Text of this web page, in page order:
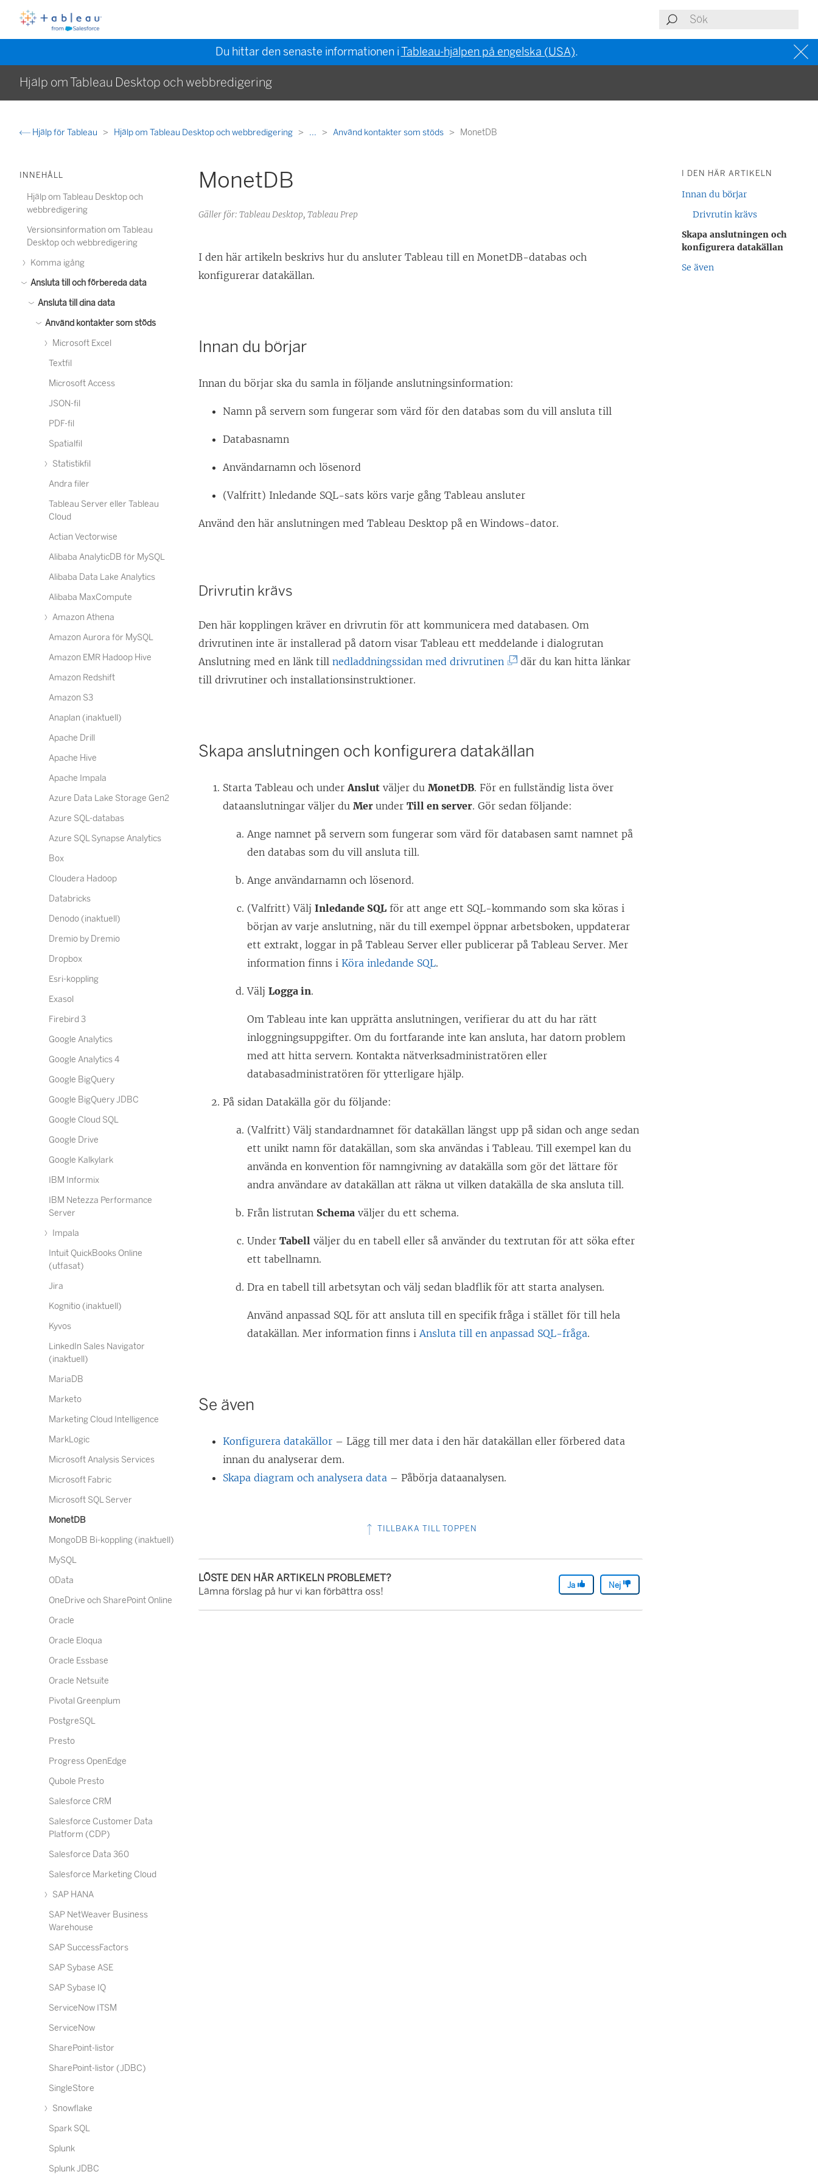
Du hittar den senaste informationen iTableau-hjälpen på engelska (USA).
Hjälp om Tableau Desktop och webbredigering
Hjälp för Tableau Hjälp om Tableau Desktop och webbredigering ... Använd kontakter som stöds MonetDB
INNEHÅLL
Hjälp om Tableau Desktop och
webbredigering
Versionsinformation om Tableau
Desktop och webbredigering
Komma igång
Ansluta till och förbereda data
Ansluta till dina data
Använd kontakter som stöds
Microsoft Excel
Textfil
Microsoft Access
JSON-fil
PDF-fil
Spatialfil
Statistikfil
Andra filer
Tableau Server eller Tableau
Cloud
Actian Vectorwise
Alibaba AnalyticDB för MySQL
Alibaba Data Lake Analytics
Alibaba MaxCompute
Amazon Athena
Amazon Aurora för MySQL
Amazon EMR Hadoop Hive
Amazon Redshift
Amazon S3
Anaplan (inaktuell)
Apache Drill
Apache Hive
Apache Impala
Azure Data Lake Storage Gen2
Azure SQL-databas
Azure SQL Synapse Analytics
Box
Cloudera Hadoop
Databricks
Denodo (inaktuell)
Dremio by Dremio
Dropbox
Esri-koppling
Exasol
Firebird 3
Google Analytics
Google Analytics 4
Google BigQuery
Google BigQuery JDBC
Google Cloud SQL
Google Drive
Google Kalkylark
IBM Informix
IBM Netezza Performance
Server
Impala
Intuit QuickBooks Online
(utfasat)
Jira
Kognitio (inaktuell)
Kyvos
LinkedIn Sales Navigator
(inaktuell)
MariaDB
Marketo
Marketing Cloud Intelligence
MarkLogic
Microsoft Analysis Services
Microsoft Fabric
Microsoft SQL Server
MonetDB
MongoDB Bi-koppling (inaktuell)
MySQL
OData
OneDrive och SharePoint Online
Oracle
Oracle Eloqua
Oracle Essbase
Oracle Netsuite
Pivotal Greenplum
PostgreSQL
Presto
Progress OpenEdge
Qubole Presto
Salesforce CRM
Salesforce Customer Data
Platform (CDP)
Salesforce Data 360
Salesforce Marketing Cloud
SAP HANA
SAP NetWeaver Business
Warehouse
SAP SuccessFactors
SAP Sybase ASE
SAP Sybase IQ
ServiceNow ITSM
ServiceNow
SharePoint-listor
SharePoint-listor (JDBC)
SingleStore
Snowflake
Spark SQL
Splunk
Splunk JDBC
MonetDB
Gäller för: Tableau Desktop, Tableau Prep
I den här artikeln beskrivs hur du ansluter Tableau till en MonetDB-databas och
konfigurerar datakällan.
Innan du börjar
Innan du börjar ska du samla in följande anslutningsinformation:
Namn på servern som fungerar som värd för den databas som du vill ansluta till
Databasnamn
Användarnamn och lösenord
(Valfritt) Inledande SQL-sats körs varje gång Tableau ansluter
Använd den här anslutningen med Tableau Desktop på en Windows-dator.
Drivrutin krävs
Den här kopplingen kräver en drivrutin för att kommunicera med databasen. Om
drivrutinen inte är installerad på datorn visar Tableau ett meddelande i dialogrutan
Anslutning med en länk tillnedladdningssidan med drivrutinen (
e
ö
p
t
f
ö
e
r
)
där du kan hitta länkar
till drivrutiner och installationsinstruktioner.
Skapa anslutningen och konfigurera datakällan
Starta Tableau och underAnslut väljer duMonetDB. För en fullständig lista över
dataanslutningar väljer duMerunderTill en server. Gör sedan följande:
Ange namnet på servern som fungerar som värd för databasen samt namnet på
den databas som du vill ansluta till.
Ange användarnamn och lösenord.
(Valfritt) VäljInledande SQL för att ange ett SQL-kommando som ska köras i
början av varje anslutning, när du till exempel öppnar arbetsboken, uppdaterar
ett extrakt, loggar in på Tableau Server eller publicerar på Tableau Server. Mer
information finns iKöra inledande SQL.
VäljLogga in.
Om Tableau inte kan upprätta anslutningen, verifierar du att du har rätt
inloggningsuppgifter. Om du fortfarande inte kan ansluta, har datorn problem
med att hitta servern. Kontakta nätverksadministratören eller
databasadministratören för ytterligare hjälp.
På sidan Datakälla gör du följande:
(Valfritt) Välj standardnamnet för datakällan längst upp på sidan och ange sedan
ett unikt namn för datakällan, som ska användas i Tableau. Till exempel kan du
använda en konvention för namngivning av datakälla som gör det lättare för
andra användare av datakällan att räkna ut vilken datakälla de ska ansluta till.
Från listrutan Schema väljer du ett schema.
UnderTabell väljer du en tabell eller så använder du textrutan för att söka efter
ett tabellnamn.
Dra en tabell till arbetsytan och välj sedan bladflik för att starta analysen.
Använd anpassad SQL för att ansluta till en specifik fråga i stället för till hela
datakällan. Mer information finns iAnsluta till en anpassad SQL-fråga.
Se även
Konfigurera datakällor – Lägg till mer data i den här datakällan eller förbered data
innan du analyserar dem.
Skapa diagram och analysera data – Påbörja dataanalysen.
TILLBAKA TILL TOPPEN
LÖSTE DEN HÄR ARTIKELN PROBLEMET?
Lämna förslag på hur vi kan förbättra oss!
Ja Nej
I DEN HÄR ARTIKELN
Innan du börjar
Drivrutin krävs
Skapa anslutningen och
konfigurera datakällan
Se även